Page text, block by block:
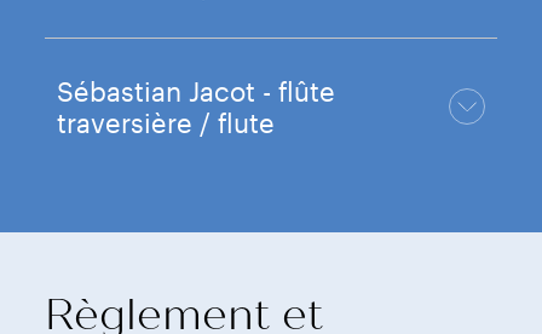
Sébastian Jacot - flûte
traversière / flute
Règlement et